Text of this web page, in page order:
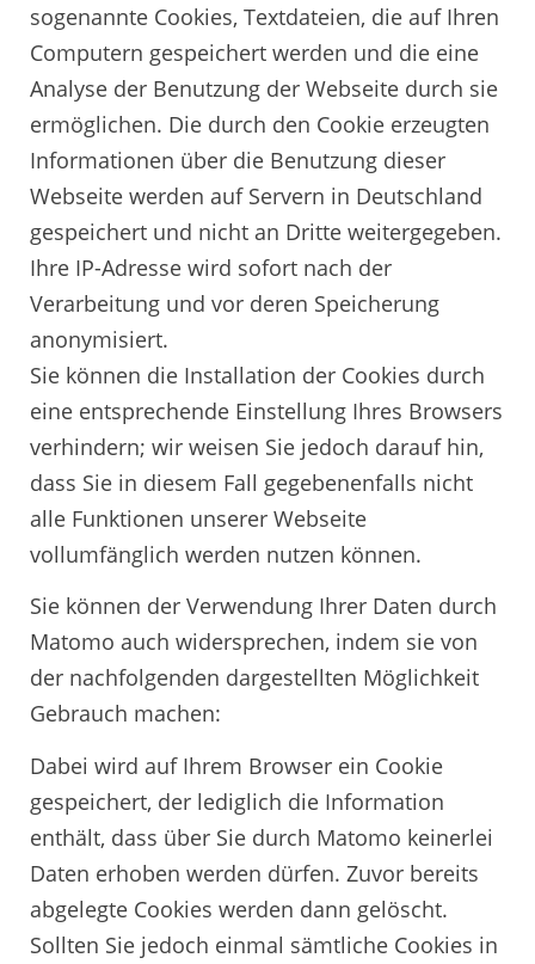
sogenannte Cookies, Textdateien, die auf Ihren
Computern gespeichert werden und die eine
Analyse der Benutzung der Webseite durch sie
ermöglichen. Die durch den Cookie erzeugten
Informationen über die Benutzung dieser
Webseite werden auf Servern in Deutschland
gespeichert und nicht an Dritte weitergegeben.
Ihre IP-Adresse wird sofort nach der
Verarbeitung und vor deren Speicherung
anonymisiert.
Sie können die Installation der Cookies durch
eine entsprechende Einstellung Ihres Browsers
verhindern; wir weisen Sie jedoch darauf hin,
dass Sie in diesem Fall gegebenenfalls nicht
alle Funktionen unserer Webseite
vollumfänglich werden nutzen können.
Sie können der Verwendung Ihrer Daten durch
Matomo auch widersprechen, indem sie von
der nachfolgenden dargestellten Möglichkeit
Gebrauch machen:
Dabei wird auf Ihrem Browser ein Cookie
gespeichert, der lediglich die Information
enthält, dass über Sie durch Matomo keinerlei
Daten erhoben werden dürfen. Zuvor bereits
abgelegte Cookies werden dann gelöscht.
Sollten Sie jedoch einmal sämtliche Cookies in